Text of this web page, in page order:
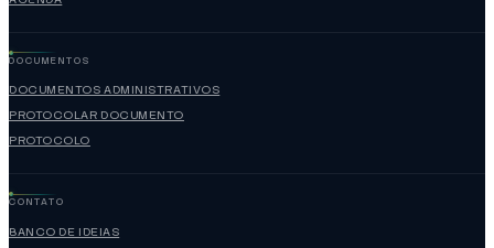
DOCUMENTOS
DOCUMENTOS ADMINISTRATIVOS
PROTOCOLAR DOCUMENTO
PROTOCOLO
CONTATO
BANCO DE IDEIAS